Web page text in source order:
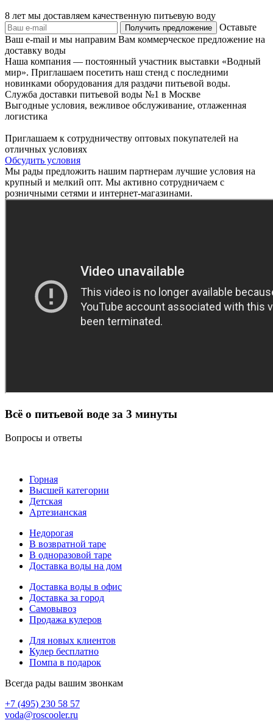
8 лет мы доставляем качественную питьевую воду
Оставьте
Ваш e-mail и мы направим Вам коммерческое предложение на
доставку воды
Наша компания — постоянный участник выставки «Водный
мир». Приглашаем посетить наш стенд с последними
новинками оборудования для раздачи питьевой воды.
Служба доставки питьевой воды №1 в Москве
Выгодные условия, вежливое обслуживание, отлаженная
логистика
Приглашаем к сотрудничеству оптовых покупателей на
отличных условиях
Обсудить условия
Мы рады предложить нашим партнерам лучшие условия на
крупный и мелкий опт. Мы активно сотрудничаем с
розничными сетями и интернет-магазинами.
Всё о питьевой воде за 3 минуты
Вопросы и ответы
Горная
Высшей категории
Детская
Артезианская
Недорогая
В возвратной таре
В одноразовой таре
Доставка воды на дом
Доставка воды в офис
Доставка за город
Самовывоз
Продажа кулеров
Для новых клиентов
Кулер бесплатно
Помпа в подарок
Всегда рады вашим звонкам
+7 (495) 230 58 57
voda@roscooler.ru